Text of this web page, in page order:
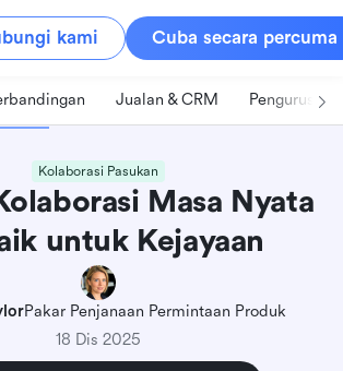
kami Cuba secara percuma
Jualan & CRM Pengurusan
Kolaborasi Pasukan
Masa Nyata
untuk Kejayaan
Pakar Penjanaan Permintaan Produk
18 Dis 2025